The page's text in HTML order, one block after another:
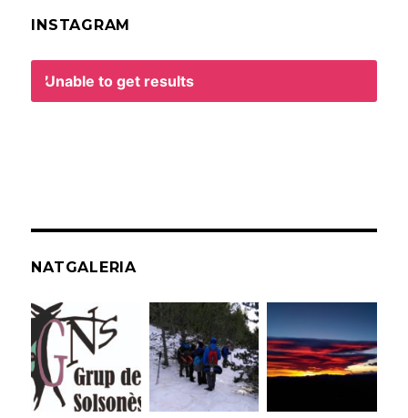
INSTAGRAM
Unable to get results
NATGALERIA